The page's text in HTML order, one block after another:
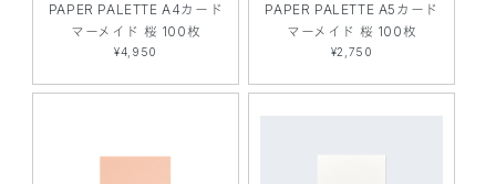
PAPER PALETTE A4カード
マーメイド 桜 100枚
¥4,950
PAPER PALETTE A5カード
マーメイド 桜 100枚
¥2,750